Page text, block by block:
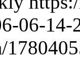
06-14-